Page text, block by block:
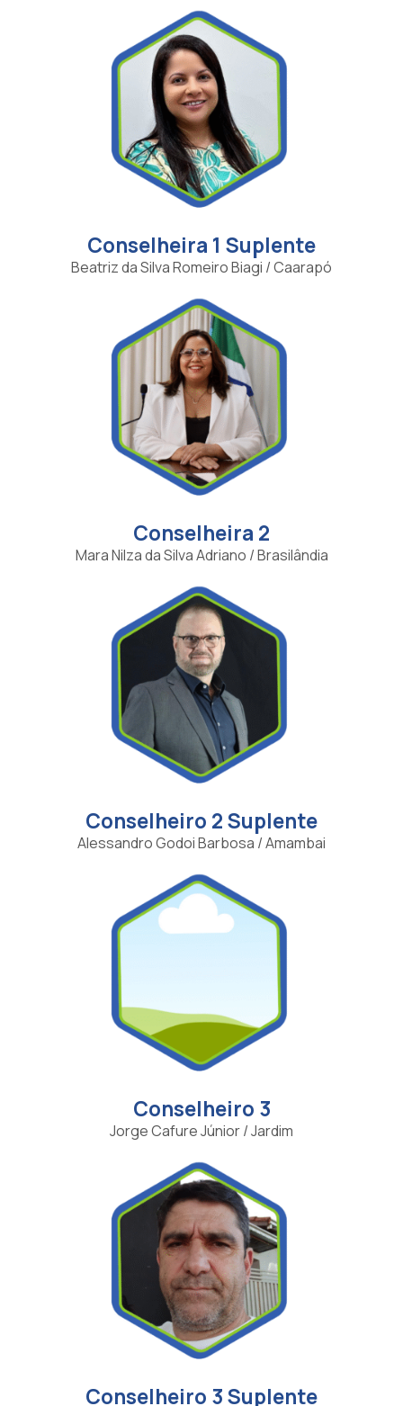
Conselheira 1 Suplente
Beatriz da Silva Romeiro Biagi / Caarapó
Conselheira 2
Mara Nilza da Silva Adriano / Brasilândia
Conselheiro 2 Suplente
Alessandro Godoi Barbosa / Amambai
Conselheiro 3
Jorge Cafure Júnior / Jardim
Conselheiro 3 Suplente